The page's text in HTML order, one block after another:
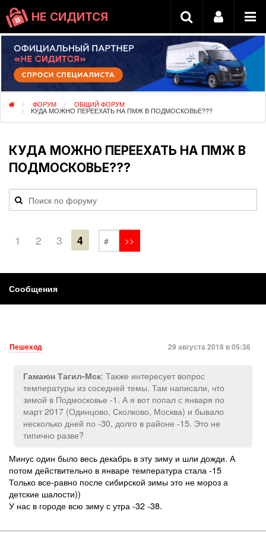
НЕ СИДИТСЯ
ФОРУМ ОБЩИЙ ФОРУМ
КУДА МОЖНО ПЕРЕЕХАТЬ НА ПМЖ В ПОДМОСКОВЬЕ???
КУДА МОЖНО ПЕРЕЕХАТЬ НА ПМЖ В
ПОДМОСКОВЬЕ???
1 2 3 4
Сообщения
Пешеход 29 августа 2018 в 05:36
Гамаюн Тагил-Мск: Также интересует вопрос
температуры из соседней темы. Там написали, что
зимой в Подмосковье -1. А я вот попал с января по
март 2017 (Одинцово, Сколково, Москва) и бывало
несколько дней по -30, долго в районе -15. Это не
типично разве?
Минус один было весь декабрь в эту зиму и шли дожди. А
потом действительно в январе температура стала -15
Только все-равно после сибирской зимы это не мороз а
детские шалости))
У нас в городе всю зиму с утра -32 -38.